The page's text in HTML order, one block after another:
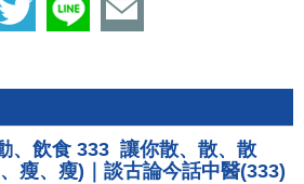
、飲食 333 讓你散、散、散
瘦、瘦)｜談古論今話中醫(333)